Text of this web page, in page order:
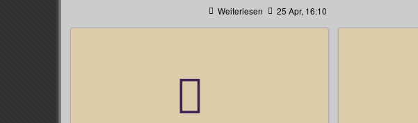
Weiterlesen 25 Apr, 16:10